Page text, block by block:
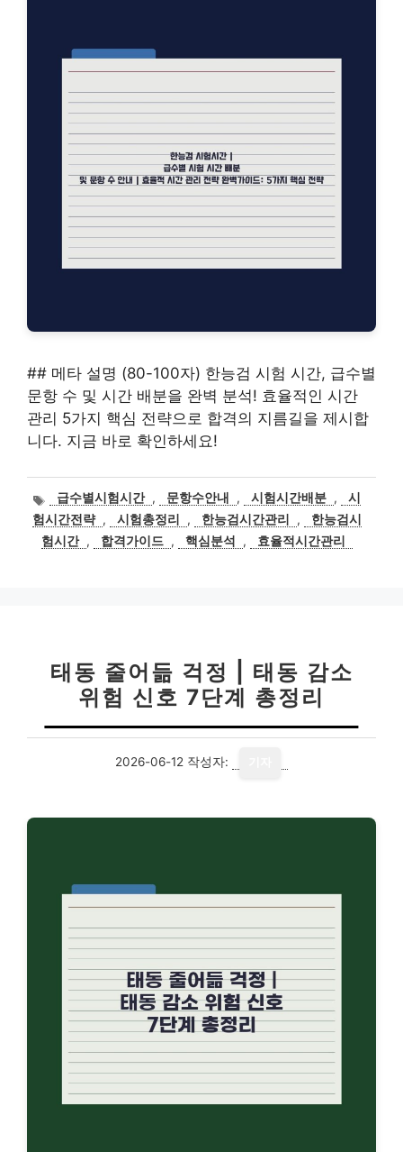
## 메타 설명 (80-100자) 한능검 시험 시간, 급수별
문항 수 및 시간 배분을 완벽 분석! 효율적인 시간
관리 5가지 핵심 전략으로 합격의 지름길을 제시합
니다. 지금 바로 확인하세요!
태
그
급수별시험시간 , 문항수안내 , 시험시간배분 ,
시
험시간전략 , 시험총정리 , 한능검시간관리 ,
한능검시
험시간 , 합격가이드 , 핵심분석 , 효율적시간관리
태동 줄어듦 걱정 | 태동 감소
위험 신호 7단계 총정리
2026-06-12 작성자: